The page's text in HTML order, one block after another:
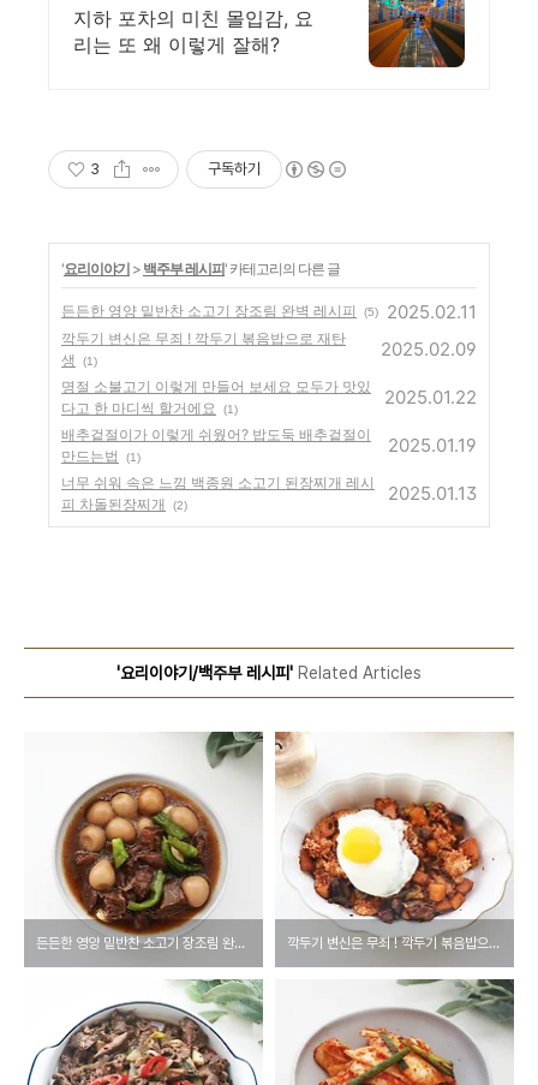
점 분위기 미쳤다는 그곳
지하 포차의 미친 몰입감, 요
리는 또 왜 이렇게 잘해?
3 구독하기
'요리이야기 > 백주부 레시피' 카테고리의 다른 글
든든한 영양 밑반찬 소고기 장조림 완벽 레시피 (5) 2025.02.11
깍두기 변신은 무죄 ! 깍두기 볶음밥으로 재탄
생
(1)
2025.02.09
명절 소불고기 이렇게 만들어 보세요 모두가 맛있
다고 한 마디씩 할거에요
(1)
2025.01.22
배추겉절이가 이렇게 쉬웠어? 밥도둑 배추겉절이
만드는법
(1)
2025.01.19
너무 쉬워 속은 느낌 백종원 소고기 된장찌개 레시
피 차돌된장찌개
(2)
2025.01.13
'요리이야기/백주부 레시피' Related Articles
든든한 영양 밑반찬 소고기 장조림 완벽 레시피 깍두기 변신은 무죄 ! 깍두기 볶음밥으로 재탄생